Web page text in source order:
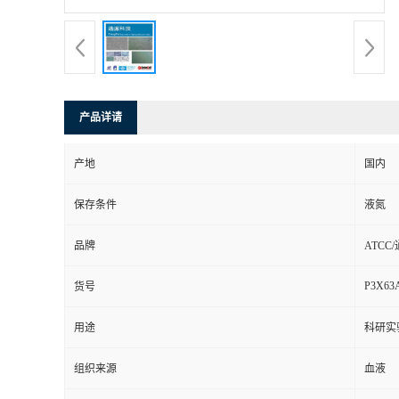
产品详请
产地 国内
保存条件 液氮
品牌 ATCC/
货号
用途 科研实
组织来源 血液